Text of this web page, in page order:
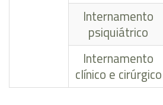
Internamento
psiquiátrico
Internamento
clínico e cirúrgico